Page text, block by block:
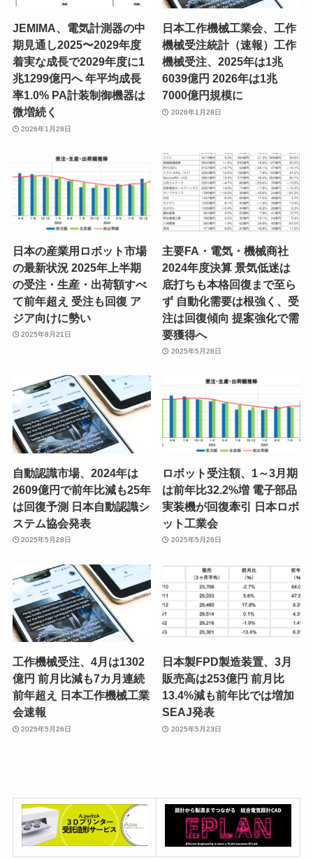
JEMIMA、電気計測器の中
期見通し2025〜2029年度
着実な成長で2029年度に1
兆1299億円へ 年平均成長
率1.0% PA計装制御機器は
微増続く
2026年1月28日
日本工作機械工業会、工作
機械受注統計（速報）工作
機械受注、2025年は1兆
6039億円 2026年は1兆
7000億円規模に
2026年1月28日
日本の産業用ロボット市場
の最新状況 2025年上半期
の受注・生産・出荷額すべ
て前年超え 受注も回復 ア
ジア向けに勢い
2025年8月21日
主要FA・電気・機械商社
2024年度決算 景気低迷は
底打ちも本格回復まで至ら
ず 自動化需要は根強く、受
注は回復傾向 提案強化で需
要獲得へ
2025年5月28日
自動認識市場、2024年は
2609億円で前年比減も25年
は回復予測 日本自動認識シ
ステム協会発表
2025年5月28日
ロボット受注額、1～3月期
は前年比32.2%増 電子部品
実装機が回復牽引 日本ロボ
ット工業会
2025年5月26日
工作機械受注、4月は1302
億円 前月比減も7カ月連続
前年超え 日本工作機械工業
会速報
2025年5月26日
日本製FPD製造装置、3月
販売高は253億円 前月比
13.4%減も前年比では増加
SEAJ発表
2025年5月23日